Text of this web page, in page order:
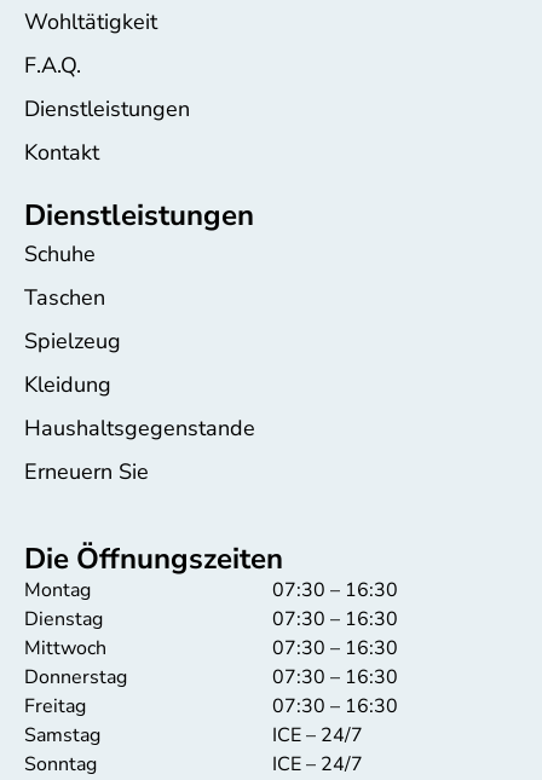
Wohltätigkeit
F.A.Q.
Dienstleistungen
Kontakt
Dienstleistungen
Schuhe
Taschen
Spielzeug
Kleidung
Haushaltsgegenstande
Erneuern Sie
Die Öffnungszeiten
Montag
Dienstag
Mittwoch
Donnerstag
Freitag
Samstag
Sonntag
07:30 – 16:30
07:30 – 16:30
07:30 – 16:30
07:30 – 16:30
07:30 – 16:30
ICE – 24/7
ICE – 24/7